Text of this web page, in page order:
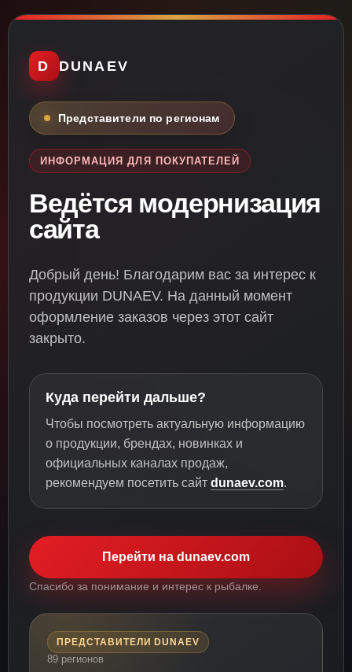
D DUNAEV
Представители по регионам
ИНФОРМАЦИЯ ДЛЯ ПОКУПАТЕЛЕЙ
Ведётся модернизация
сайта
Добрый день! Благодарим вас за интерес к
продукции DUNAEV. На данный момент
оформление заказов через этот сайт
закрыто.
Куда перейти дальше?
Чтобы посмотреть актуальную информацию
о продукции, брендах, новинках и
официальных каналах продаж,
рекомендуем посетить сайт dunaev.com.
Перейти на dunaev.com
Спасибо за понимание и интерес к рыбалке.
ПРЕДСТАВИТЕЛИ DUNAEV
89 регионов